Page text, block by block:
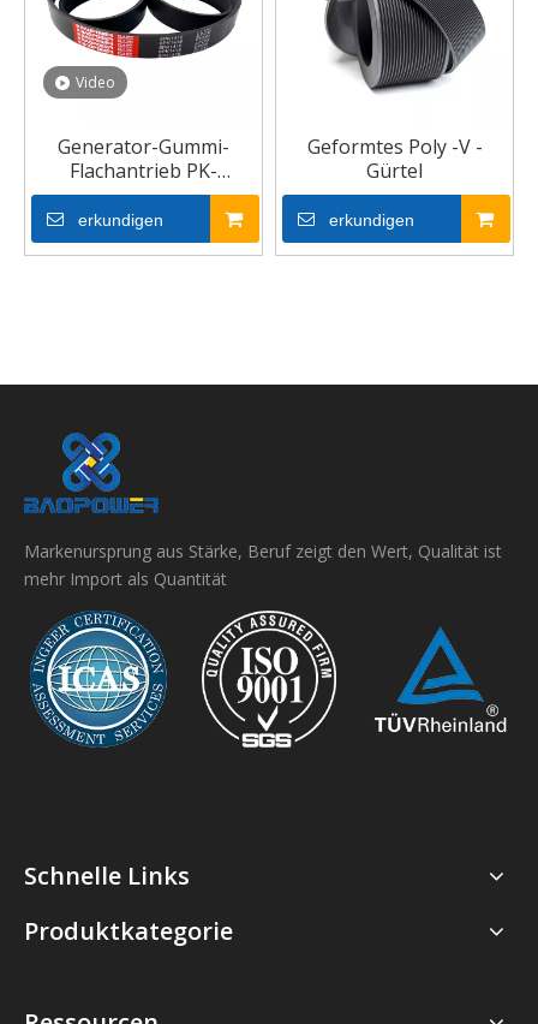
Video
Generator-Gummi-
Flachantrieb PK-
Rippenriemen
erkundigen
Geformtes Poly -V -
Gürtel
erkundigen
Markenursprung aus Stärke, Beruf zeigt den Wert, Qualität ist
mehr Import als Quantität
Schnelle Links
Produktkategorie